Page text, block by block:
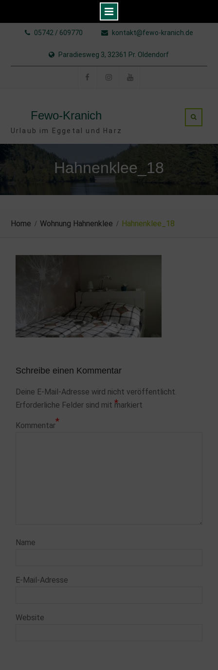
05742 / 609770 kontakt@fewo-kranich.de
Paradiesweg 3, 32361 Pr. Oldendorf
Fewo-Kranich
Urlaub im Eggetal und Harz
Hahnenklee_18
Home Wohnung Hahnenklee Hahnenklee_18
Schreibe einen Kommentar
Deine E-Mail-Adresse wird nicht veröffentlicht.
Erforderliche Felder sind mit *
markiert
Kommentar*
Name
E-Mail-Adresse
Website